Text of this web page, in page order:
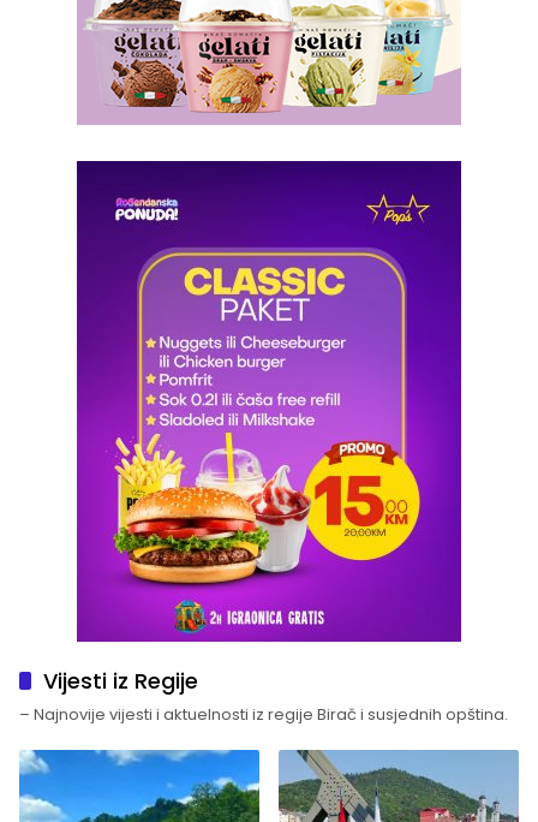
Vijesti iz Regije
– Najnovije vijesti i aktuelnosti iz regije Birač i susjednih opština.